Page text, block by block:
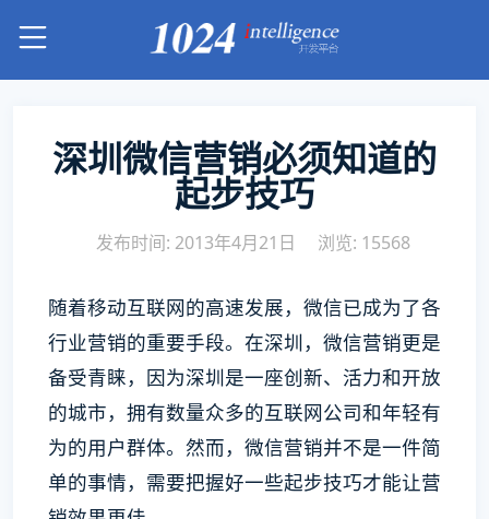
深圳微信营销必须知道的
起步技巧
发布时间: 2013年4月21日 浏览: 15568
随着移动互联网的高速发展，微信已成为了各
行业营销的重要手段。在深圳，微信营销更是
备受青睐，因为深圳是一座创新、活力和开放
的城市，拥有数量众多的互联网公司和年轻有
为的用户群体。然而，微信营销并不是一件简
单的事情，需要把握好一些起步技巧才能让营